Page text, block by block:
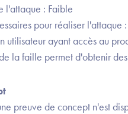
: Faible
pour réaliser l'attaque
ayant accès au
la faille permet d'obtenir
preuve de concept n'est